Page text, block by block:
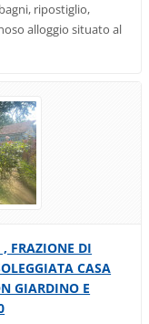
ripostiglio,
alloggio situato al
FRAZIONE DI
CASA
GIARDINO E